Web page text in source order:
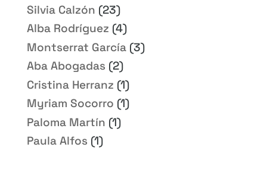
Silvia Calzón (23)
Alba Rodríguez (4)
Montserrat García(3)
Aba Abogadas (2)
Cristina Herranz (1)
Myriam Socorro (1)
Paloma Martín (1)
Paula Alfos (1)